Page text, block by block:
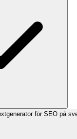
för SEO på